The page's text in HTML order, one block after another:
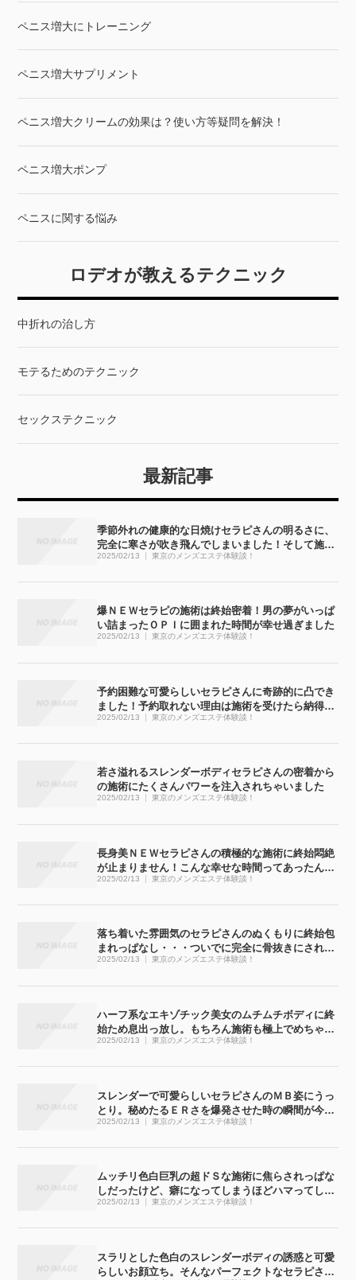
ペニス増大にトレーニング
ペニス増大サプリメント
ペニス増大クリームの効果は？使い方等疑問を解決！
ペニス増大ポンプ
ペニスに関する悩み
ロデオが教えるテクニック
中折れの治し方
モテるためのテクニック
セックステクニック
最新記事
季節外れの健康的な日焼けセラピさんの明るさに、
完全に寒さが吹き飛んでしまいました！そして施術
も・・・完全にぶっ飛びました！！
2025/02/13 東京のメンズエステ体験談！
爆ＮＥＷセラピの施術は終始密着！男の夢がいっぱ
い詰まったＯＰＩに囲まれた時間が幸せ過ぎました
2025/02/13 東京のメンズエステ体験談！
予約困難な可愛らしいセラピさんに奇跡的に凸でき
ました！予約取れない理由は施術を受けたら納得で
す
2025/02/13 東京のメンズエステ体験談！
若さ溢れるスレンダーボディセラピさんの密着から
の施術にたくさんパワーを注入されちゃいました
2025/02/13 東京のメンズエステ体験談！
長身美ＮＥＷセラピさんの積極的な施術に終始悶絶
が止まりません！こんな幸せな時間ってあったんで
すね
2025/02/13 東京のメンズエステ体験談！
落ち着いた雰囲気のセラピさんのぬくもりに終始包
まれっぱなし・・・ついでに完全に骨抜きにされち
ゃいました
2025/02/13 東京のメンズエステ体験談！
ハーフ系なエキゾチック美女のムチムチボディに終
始ため息出っ放し。もちろん施術も極上でめちゃく
ちゃ気持ち良かったです
2025/02/13 東京のメンズエステ体験談！
スレンダーで可愛らしいセラピさんのＭＢ姿にうっ
とり。秘めたるＥＲさを爆発させた時の瞬間が今で
も忘れられません
2025/02/13 東京のメンズエステ体験談！
ムッチリ色白巨乳の超ドＳな施術に焦らされっぱな
しだったけど、癖になってしまうほどハマってしま
いました
2025/02/13 東京のメンズエステ体験談！
スラリとした色白のスレンダーボディの誘惑と可愛
らしいお顔立ち。そんなパーフェクトなセラピさん